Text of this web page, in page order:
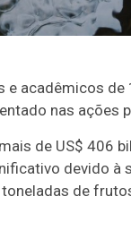
e acadêmicos
nas
de US$ 406
devido à
de